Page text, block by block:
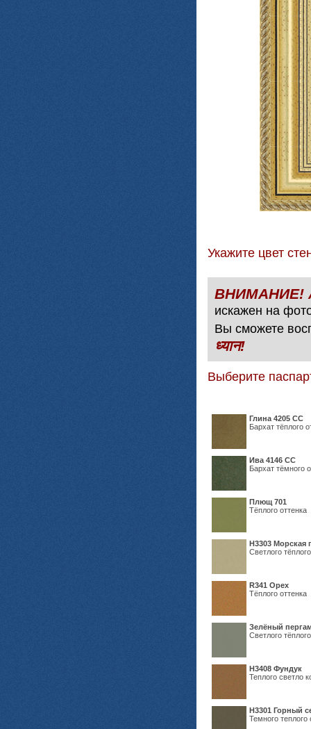
Укажите цвет
искажен на
Вы сможете
ध्यान!
Выберите
Глина 4205 СС
Бархат тёплого
Ива 4146 СС
Бархат тёмного
Плющ 701
Тёплого оттенка
H3303 Морская
Светлого
R341 Орех
Тёплого оттенка
Зелёный
Светлого
Н3408 Фундук
Теплого светло
Н3301 Горный
Темного теплого